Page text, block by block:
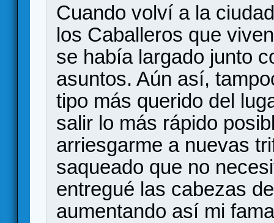
Cuando volví a la
los Caballeros que
se había largado junto
asuntos. Aún así,
tipo más querido del
salir lo más rápido
arriesgarme a nuevas
saqueado que no
entregué las cabezas
aumentando así mi